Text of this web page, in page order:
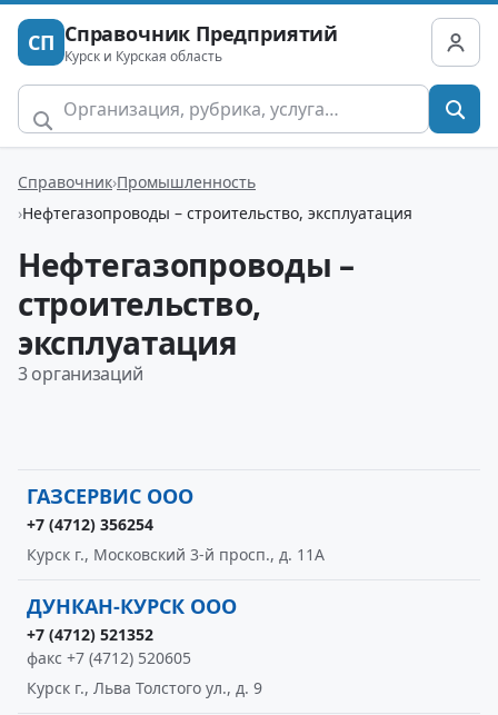
СП Справочник Предприятий
Курск и Курская область
Справочник Промышленность
Нефтегазопроводы – строительство, эксплуатация
Нефтегазопроводы –
строительство,
эксплуатация
3 организаций
ГАЗСЕРВИС ООО
+7 (4712) 356254
Курск г., Московский 3-й просп., д. 11А
ДУНКАН-КУРСК ООО
+7 (4712) 521352
факс +7 (4712) 520605
Курск г., Льва Толстого ул., д. 9